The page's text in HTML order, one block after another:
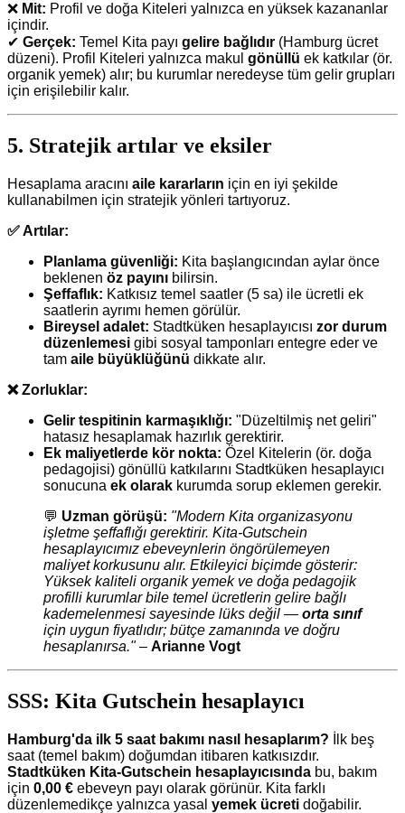
❌ Mit: Profil ve doğa Kiteleri yalnızca en yüksek kazananlar
içindir.
✔ Gerçek: Temel Kita payı gelire bağlıdır (Hamburg ücret
düzeni). Profil Kiteleri yalnızca makul gönüllü ek katkılar (ör.
organik yemek) alır; bu kurumlar neredeyse tüm gelir grupları
için erişilebilir kalır.
5. Stratejik artılar ve eksiler
Hesaplama aracını aile kararların için en iyi şekilde
kullanabilmen için stratejik yönleri tartıyoruz.
✅ Artılar:
Planlama güvenliği: Kita başlangıcından aylar önce
beklenen öz payını bilirsin.
Şeffaflık: Katkısız temel saatler (5 sa) ile ücretli ek
saatlerin ayrımı hemen görülür.
Bireysel adalet: Stadtküken hesaplayıcısı zor durum
düzenlemesi gibi sosyal tamponları entegre eder ve
tam aile büyüklüğünü dikkate alır.
❌ Zorluklar:
Gelir tespitinin karmaşıklığı: "Düzeltilmiş net geliri"
hatasız hesaplamak hazırlık gerektirir.
Ek maliyetlerde kör nokta: Özel Kitelerin (ör. doğa
pedagojisi) gönüllü katkılarını Stadtküken hesaplayıcı
sonucuna ek olarak kurumda sorup eklemen gerekir.
💬 Uzman görüşü: "Modern Kita organizasyonu
işletme şeffaflığı gerektirir. Kita-Gutschein
hesaplayıcımız ebeveynlerin öngörülemeyen
maliyet korkusunu alır. Etkileyici biçimde gösterir:
Yüksek kaliteli organik yemek ve doğa pedagojik
profilli kurumlar bile temel ücretlerin gelire bağlı
kademelenmesi sayesinde lüks değil — orta sınıf
için uygun fiyatlıdır; bütçe zamanında ve doğru
hesaplanırsa."– Arianne Vogt
SSS: Kita Gutschein hesaplayıcı
Hamburg'da ilk 5 saat bakımı nasıl hesaplarım? İlk beş
saat (temel bakım) doğumdan itibaren katkısızdır.
Stadtküken Kita-Gutschein hesaplayıcısında bu, bakım
için 0,00 € ebeveyn payı olarak görünür. Kita farklı
düzenlemedikçe yalnızca yasal yemek ücreti doğabilir.